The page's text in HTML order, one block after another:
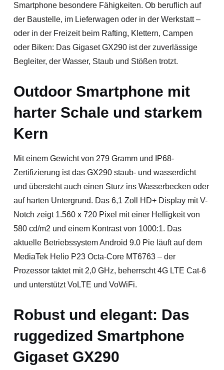
Smartphone besondere Fähigkeiten. Ob beruflich auf
der Baustelle, im Lieferwagen oder in der Werkstatt –
oder in der Freizeit beim Rafting, Klettern, Campen
oder Biken: Das Gigaset GX290 ist der zuverlässige
Begleiter, der Wasser, Staub und Stößen trotzt.
Outdoor Smartphone mit
harter Schale und starkem
Kern
Mit einem Gewicht von 279 Gramm und IP68-
Zertifizierung ist das GX290 staub- und wasserdicht
und übersteht auch einen Sturz ins Wasserbecken oder
auf harten Untergrund. Das 6,1 Zoll HD+ Display mit V-
Notch zeigt 1.560 x 720 Pixel mit einer Helligkeit von
580 cd/m2 und einem Kontrast von 1000:1. Das
aktuelle Betriebssystem Android 9.0 Pie läuft auf dem
MediaTek Helio P23 Octa-Core MT6763 – der
Prozessor taktet mit 2,0 GHz, beherrscht 4G LTE Cat-6
und unterstützt VoLTE und VoWiFi.
Robust und elegant: Das
ruggedized Smartphone
Gigaset GX290